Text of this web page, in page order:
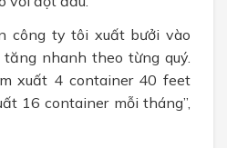
công ty tôi xuất bưởi vào
nhanh theo từng quý.
xuất 4 container 40 feet
16 container mỗi tháng”,